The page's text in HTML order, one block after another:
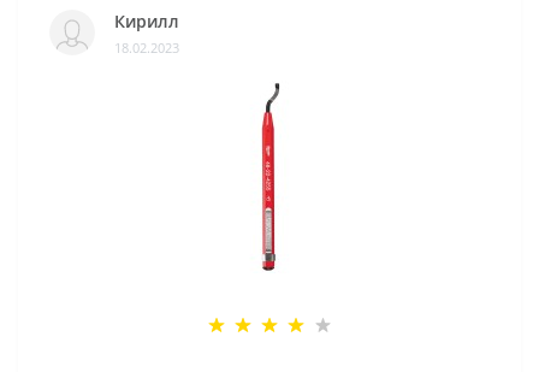
Кирилл
18.02.2023